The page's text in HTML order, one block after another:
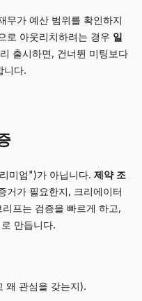
무가 예산 범위를 확인하지
로 아웃리치하려는 경우 일
출시하면, 건너뛴 미팅보다
니다.
미엄")가 아닙니다. 제약 조
거가 필요한지, 크리에이터
프는 검증을 빠르게 하고,
만듭니다.
왜 관심을 갖는지).